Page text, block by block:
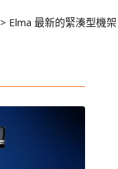
> Elma 最新的緊湊型機架